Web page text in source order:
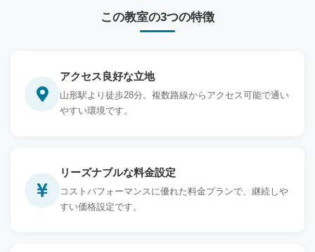
この教室の3つの特徴
アクセス良好な立地
山形駅より徒歩28分。複数路線からアクセス可能で通い
やすい環境です。
リーズナブルな料金設定
コストパフォーマンスに優れた料金プランで、継続しや
すい価格設定です。